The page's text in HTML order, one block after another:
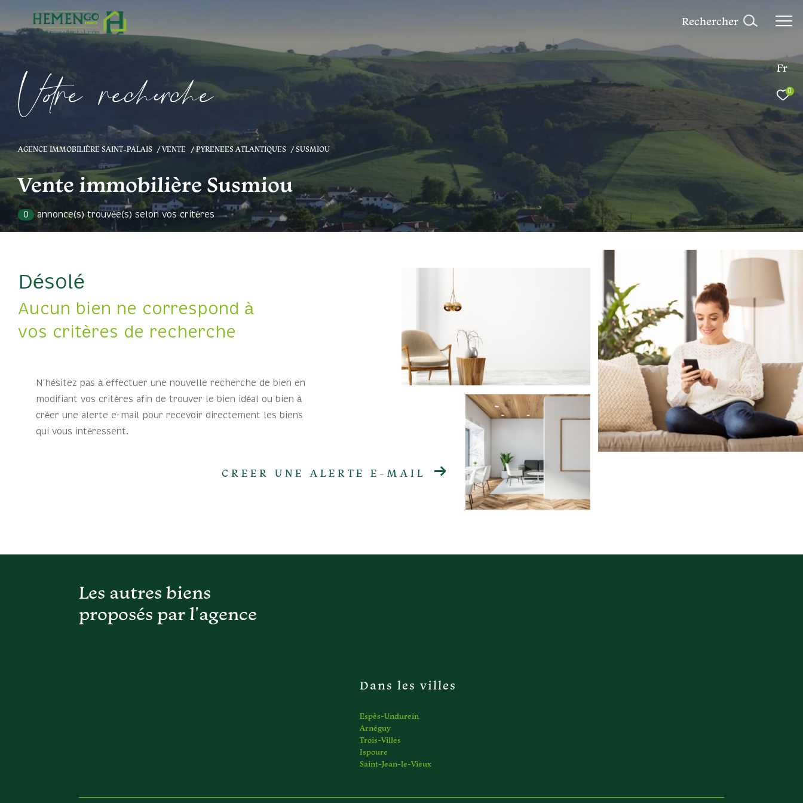
Fr
0
rechercher
Vore recece
AGENCE IMMOBILIÈRE SAINT-PALAIS VENTE PYRENEES ATLANTIQUES SUSMIOU
Vente immobilière Susmiou
0 annonce(s) trouvée(s) selon vos critères
Désolé
Aucun bien ne correspond à
vos critères de recherche
N'hésitez pas à effectuer une nouvelle recherche de bien en
modifiant vos critères afin de trouver le bien idéal ou bien à
créer une alerte e-mail pour recevoir directement les biens
qui vous intéressent.
CREER UNE ALERTE E-MAIL
Les autres biens
proposés par l'agence
Dans les villes
Espès-Undurein
Arnéguy
Trois-Villes
Ispoure
Saint-Jean-le-Vieux